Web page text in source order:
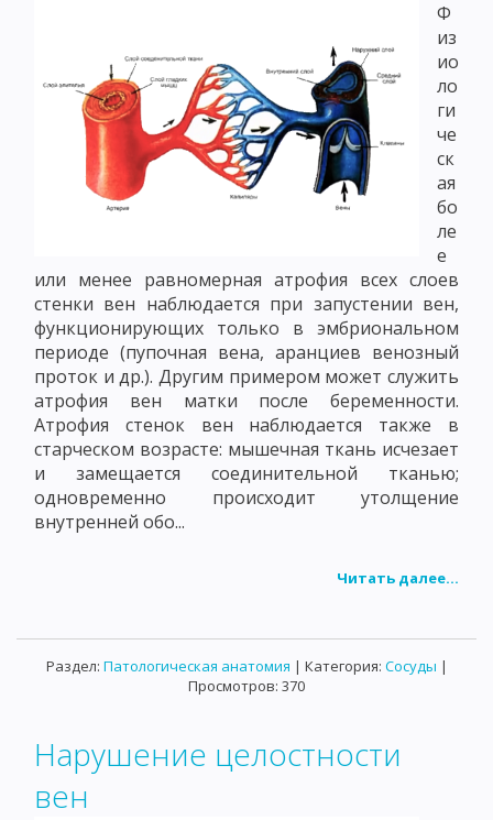
Ф
из
ио
ло
ги
че
ск
ая
бо
ле
е
или менее равномерная атрофия всех слоев
стенки вен наблюдается при запустении вен,
функционирующих только в эмбриональном
периоде (пупочная вена, аранциев венозный
проток и др.). Другим примером может служить
атрофия вен матки после беременности.
Атрофия стенок вен наблюдается также в
старческом возрасте: мышечная ткань исчезает
и замещается соединительной тканью;
одновременно происходит утолщение
внутренней обо...
Читать далее...
Раздел: Патологическая анатомия | Категория: Сосуды |
Просмотров: 370
Нарушение целостности
вен